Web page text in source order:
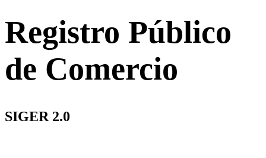
Registro Público
de Comercio
SIGER 2.0